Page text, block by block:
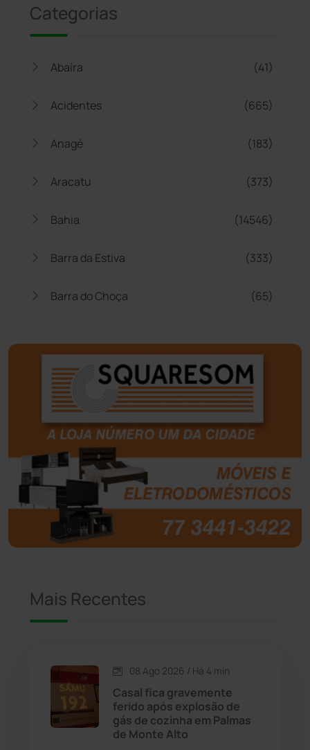
Categorias
Abaíra (41)
Acidentes (665)
Anagé (183)
Aracatu (373)
Bahia (14546)
Barra da Estiva (333)
Barra do Choça (65)
Bom Jesus da Lapa (508)
Boquira (152)
Botuporã
Brasil (7680)
Brumado (31958)
Caetanos
Candiba
Cândido Sales (121)
Mais Recentes
08 Ago 2026 / Há 4 min
Casal fica gravemente
ferido após explosão de
gás de cozinha em Palmas
de Monte Alto